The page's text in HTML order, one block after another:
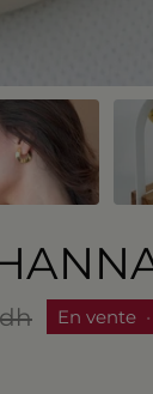
En vente •